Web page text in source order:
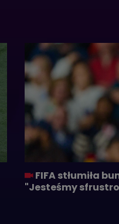
FIFA stłumiła
"Jesteśmy